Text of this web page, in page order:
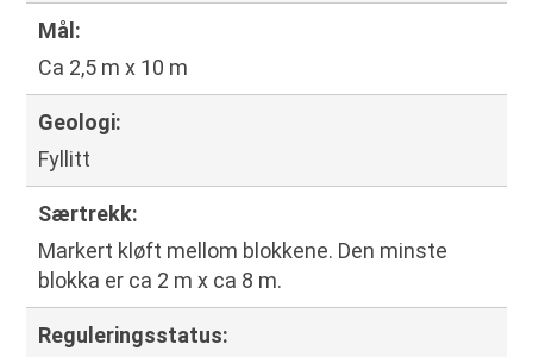
Mål :
Ca 2,5 m x 10 m
Geologi:
Fyllitt
Særtrekk:
Markert kløft mellom blokkene. Den minste
blokka er ca 2 m x ca 8 m.
Reguleringsstatus: